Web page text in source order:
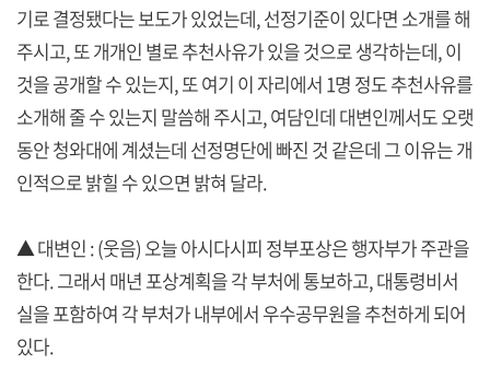
기로 결정됐다는 보도가 있었는데, 선정기준이 있다면 소개를 해
주시고, 또 개개인 별로 추천사유가 있을 것으로 생각하는데, 이
것을 공개할 수 있는지, 또 여기 이 자리에서 1명 정도 추천사유를
소개해 줄 수 있는지 말씀해 주시고, 여담인데 대변인께서도 오랫
동안 청와대에 계셨는데 선정명단에 빠진 것 같은데 그 이유는 개
인적으로 밝힐 수 있으면 밝혀 달라.
▲ 대변인 : (웃음) 오늘 아시다시피 정부포상은 행자부가 주관을
한다. 그래서 매년 포상계획을 각 부처에 통보하고, 대통령비서
실을 포함하여 각 부처가 내부에서 우수공무원을 추천하게 되어
있다.